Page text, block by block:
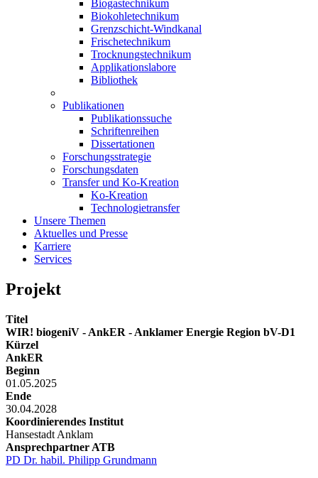
Biogastechnikum
Biokohletechnikum
Grenzschicht-Windkanal
Frischetechnikum
Trocknungstechnikum
Applikationslabore
Bibliothek
Publikationen
Publikationssuche
Schriftenreihen
Dissertationen
Forschungsstrategie
Forschungsdaten
Transfer und Ko-Kreation
Ko-Kreation
Technologietransfer
Unsere Themen
Aktuelles und Presse
Karriere
Services
Projekt
Titel
WIR! biogeniV - AnkER - Anklamer Energie Region bV-D1
Kürzel
AnkER
Beginn
01.05.2025
Ende
30.04.2028
Koordinierendes Institut
Hansestadt Anklam
Ansprechpartner ATB
PD Dr. habil. Philipp Grundmann